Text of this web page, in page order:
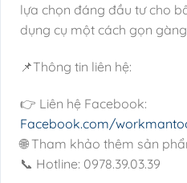
lựa chọn đáng đầu tư cho
dụng cụ một cách gọn
📌Thông tin liên hệ:
👉 Liên hệ Facebook:
Facebook.com/
🌐 Tham khảo thêm sản
📞 Hotline: 0978.39.03.39